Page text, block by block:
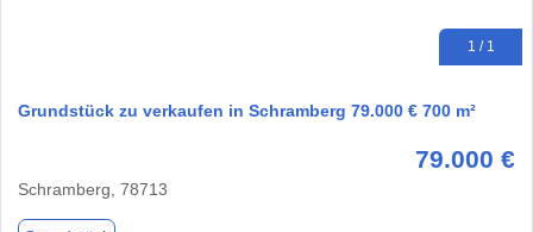
1 / 1
Grundstück zu verkaufen in Schramberg 79.000 € 700 m²
79.000 €
Schramberg, 78713